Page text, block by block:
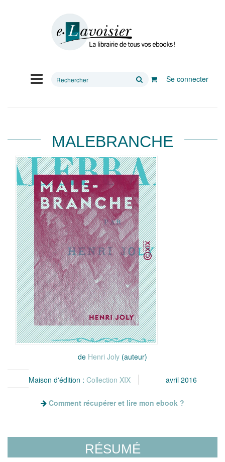
Rechercher
Se connecter
MALEBRANCHE
de Henri Joly (auteur)
Maison d'édition : Collection XIX avril 2016
Comment récupérer et lire mon ebook ?
RÉSUMÉ